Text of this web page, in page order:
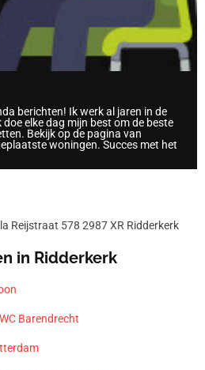
berichten! Ik werk al jaren in de
elke dag mijn best om de beste
Bekijk op de pagina van
woningen. Succes met het
Reijstraat 578 2987 XR Ridderkerk
in Ridderkerk
Barendrecht